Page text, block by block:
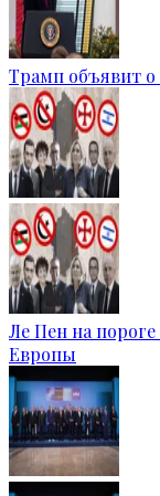
Трамп объявит
Ле Пен на
Европы